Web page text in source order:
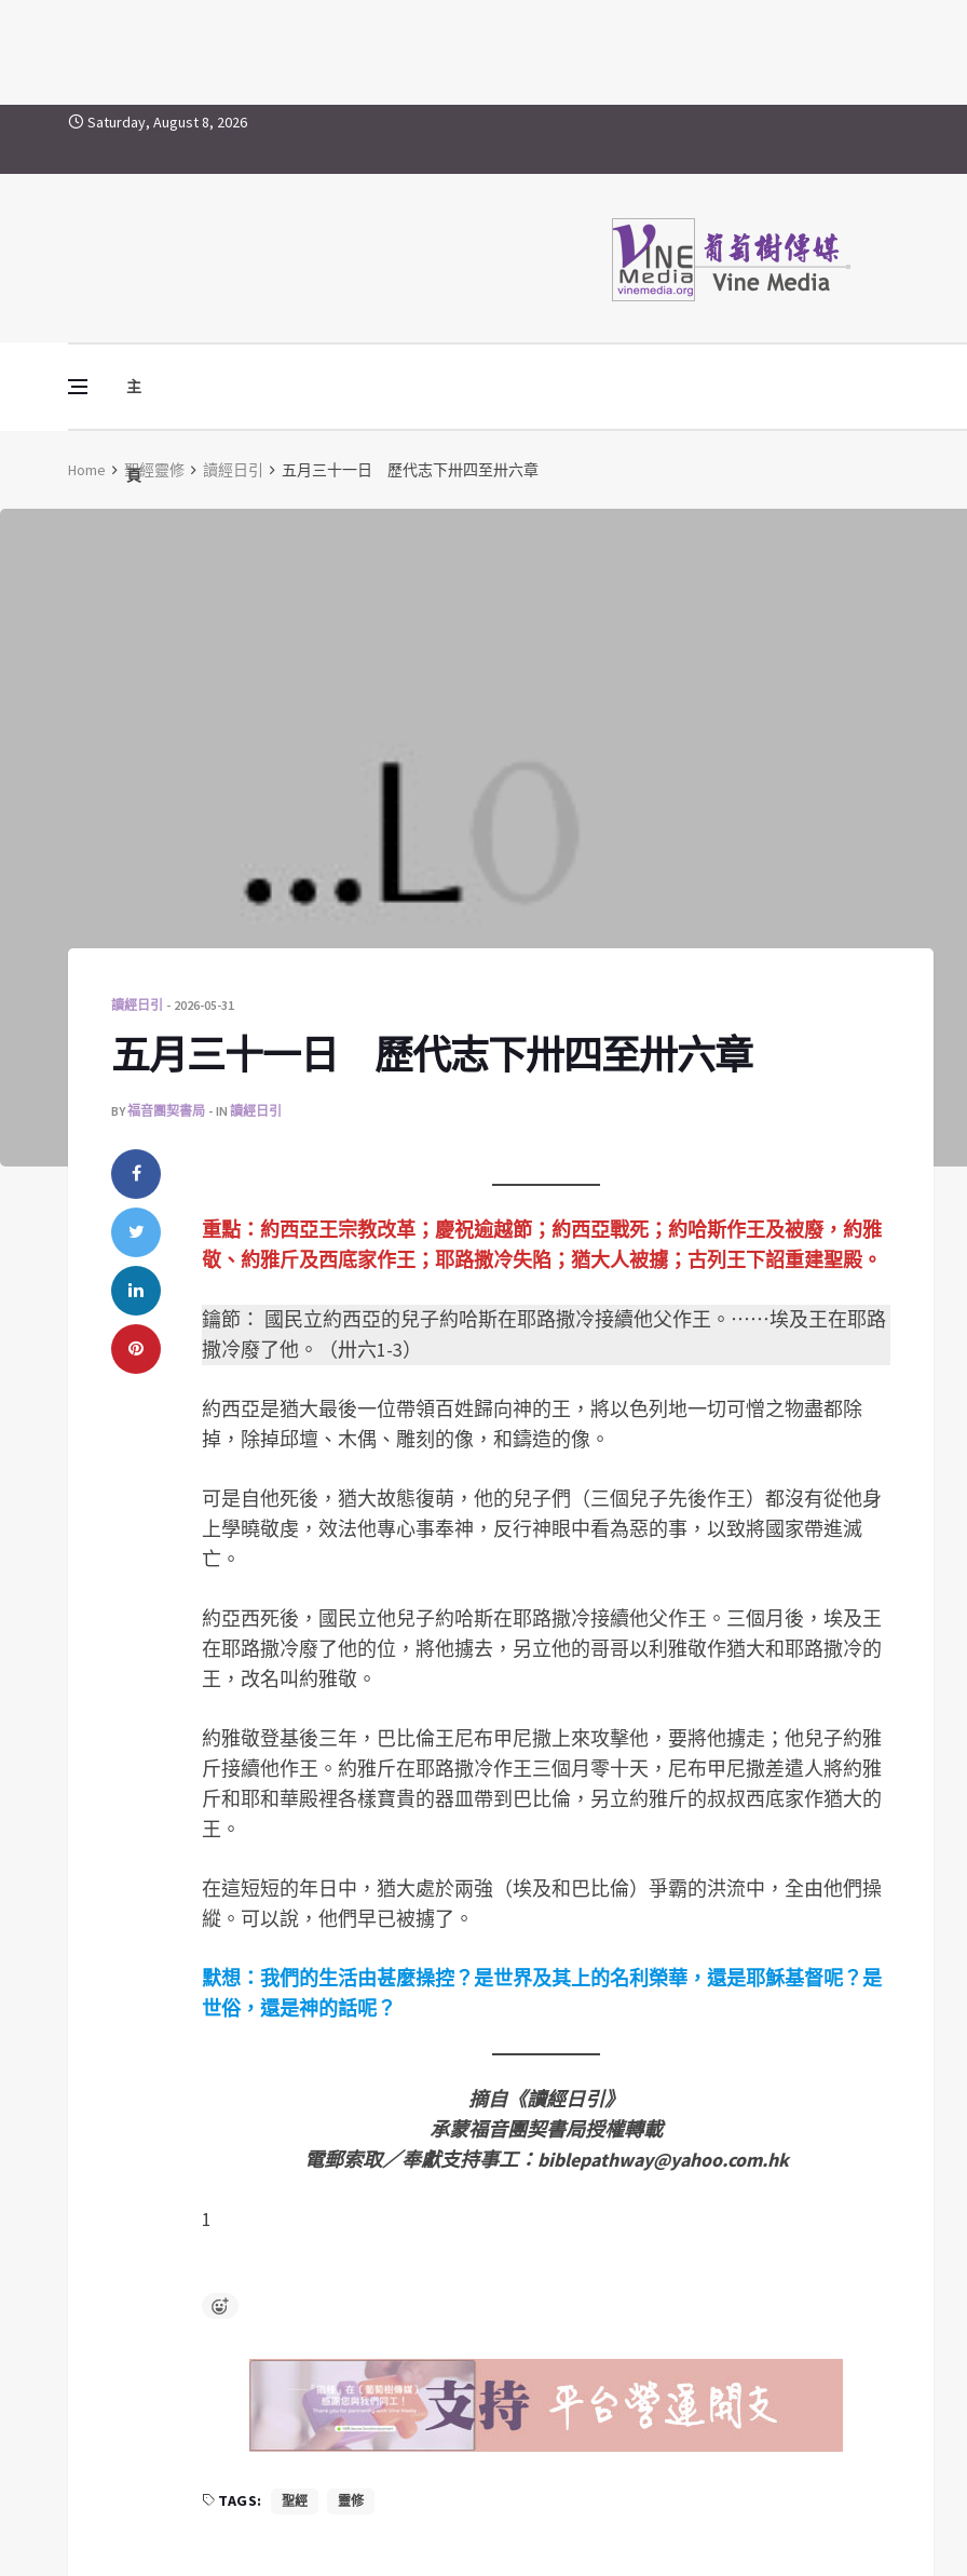
Skip to contentSaturday, August 8, 2026
主
頁
Vine Media
葡萄樹傳媒
Home 聖經靈修 讀經日引 五月三十一日 歷代志下卅四至卅六章
讀經日引 2026-05-31
五月三十一日 歷代志下卅四至卅六章
BY福音團契書局 IN 讀經日引
重點：約西亞王宗教改革；慶祝逾越節；約西亞戰死；約哈斯作王及被廢，約雅
敬、約雅斤及西底家作王；耶路撒冷失陷；猶大人被擄；古列王下詔重建聖殿。
鑰節： 國民立約西亞的兒子約哈斯在耶路撒冷接續他父作王。⋯⋯埃及王在耶路
撒冷廢了他。（卅六1-3）
約西亞是猶大最後一位帶領百姓歸向神的王，將以色列地一切可憎之物盡都除
掉，除掉邱壇、木偶、雕刻的像，和鑄造的像。
可是自他死後，猶大故態復萌，他的兒子們（三個兒子先後作王）都沒有從他身
上學曉敬虔，效法他專心事奉神，反行神眼中看為惡的事，以致將國家帶進滅
亡。
約亞西死後，國民立他兒子約哈斯在耶路撒冷接續他父作王。三個月後，埃及王
在耶路撒冷廢了他的位，將他擄去，另立他的哥哥以利雅敬作猶大和耶路撒冷的
王，改名叫約雅敬。
約雅敬登基後三年，巴比倫王尼布甲尼撒上來攻擊他，要將他擄走；他兒子約雅
斤接續他作王。約雅斤在耶路撒冷作王三個月零十天，尼布甲尼撒差遣人將約雅
斤和耶和華殿裡各樣寶貴的器皿帶到巴比倫，另立約雅斤的叔叔西底家作猶大的
王。
在這短短的年日中，猶大處於兩強（埃及和巴比倫）爭霸的洪流中，全由他們操
縱。可以說，他們早已被擄了。
默想：我們的生活由甚麼操控？是世界及其上的名利榮華，還是耶穌基督呢？是
世俗，還是神的話呢？
摘自《讀經日引》
承蒙福音團契書局授權轉載
電郵索取／奉獻支持事工： biblepathway@yahoo.com.hk
1
TAGS: 聖經 靈修